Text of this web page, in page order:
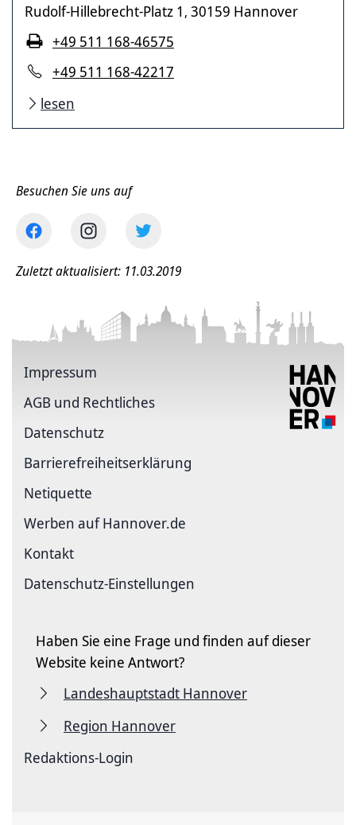
Rudolf-Hillebrecht-Platz 1 , 30159 Hannover
+49 511 168-42217
+49 511 168-46575
lesen
Besuchen Sie uns auf
Zuletzt aktualisiert: 11.03.2019
Impressum
AGB und Rechtliches
Datenschutz
Barriere­freiheits­erklärung
Netiquette
Werben auf Hannover.de
Kontakt
Datenschutz-Einstellungen
Haben Sie eine Frage und finden auf dieser
Website keine Antwort?
Landeshauptstadt Hannover
Region Hannover
Redaktions-Login